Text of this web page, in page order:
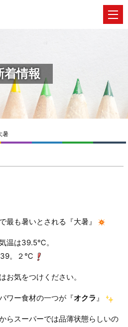
着情報
暑
最も暑いとされる『大暑』
温は39.5℃。
39。２℃
気をつけください。
ワー食材の一つが『オクラ』
らスーパーでは品薄状態らしいの